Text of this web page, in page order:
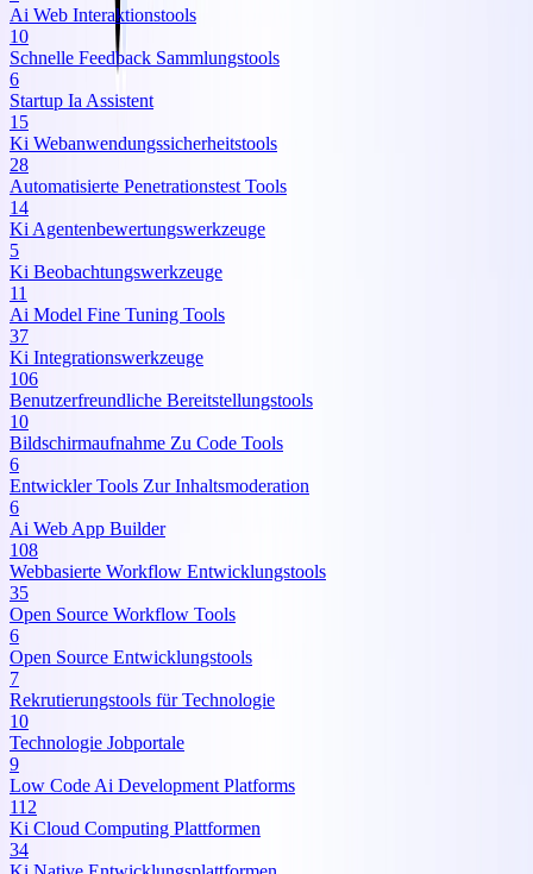
Ai Web Interaktionstools
10
Schnelle Feedback Sammlungstools
6
Startup Ia Assistent
15
Ki Webanwendungssicherheitstools
28
Automatisierte Penetrationstest Tools
14
Ki Agentenbewertungswerkzeuge
5
Ki Beobachtungswerkzeuge
11
Ai Model Fine Tuning Tools
37
Ki Integrationswerkzeuge
106
Benutzerfreundliche Bereitstellungstools
10
Bildschirmaufnahme Zu Code Tools
6
Entwickler Tools Zur Inhaltsmoderation
6
Ai Web App Builder
108
Webbasierte Workflow Entwicklungstools
35
Open Source Workflow Tools
6
Open Source Entwicklungstools
7
Rekrutierungstools für Technologie
10
Technologie Jobportale
9
Low Code Ai Development Platforms
112
Ki Cloud Computing Plattformen
34